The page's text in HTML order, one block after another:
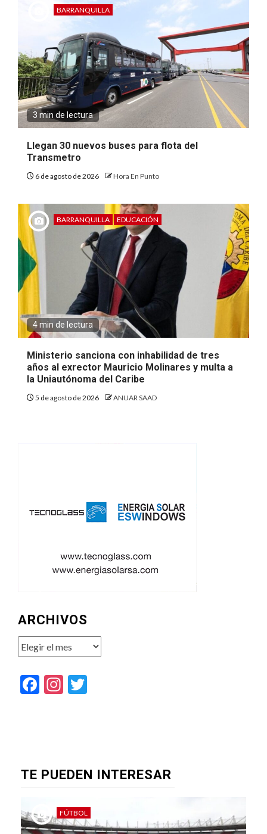
BARRANQUILLA
3 min de lectura
Llegan 30 nuevos buses para flota del
Transmetro
6 de agosto de 2026 Hora En Punto
BARRANQUILLA EDUCACIÓN
4 min de lectura
Ministerio sanciona con inhabilidad de tres
años al exrector Mauricio Molinares y multa a
la Uniautónoma del Caribe
5 de agosto de 2026 ANUAR SAAD
ARCHIVOS
Archivos
Facebook
Instagram
TE PUEDEN INTERESAR
FÚTBOL